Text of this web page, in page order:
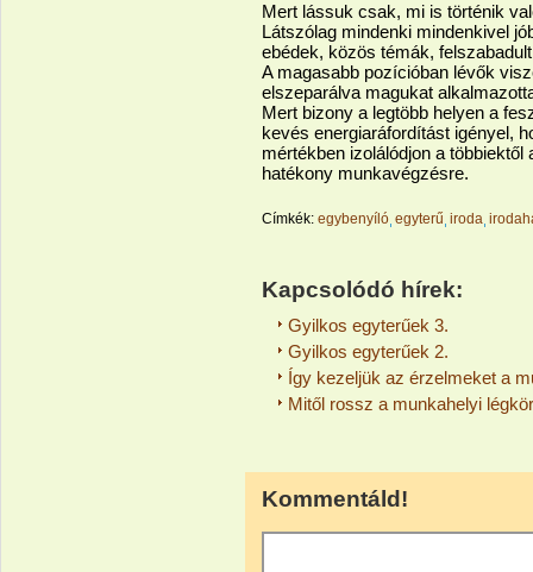
Mert lássuk csak, mi is történik
Látszólag mindenki mindenkivel
ebédek, közös témák,
A magasabb pozícióban lévők
elszeparálva magukat
Mert bizony a legtöbb helyen a
kevés energiaráfordítást igényel,
mértékben izolálódjon a
hatékony munkavégzésre.
Címkék: egybenyíló egyterű iroda
Kapcsolódó hírek:
Gyilkos egyterűek 3.
Gyilkos egyterűek 2.
Így kezeljük az érzelmeket a
Mitől rossz a munkahelyi
Kommentáld!